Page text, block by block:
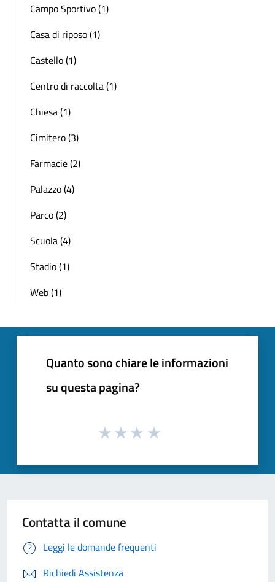
Campo Sportivo (1)
Casa di riposo (1)
Castello (1)
Centro di raccolta (1)
Chiesa (1)
Cimitero (3)
Farmacie (2)
Palazzo (4)
Parco (2)
Scuola (4)
Stadio (1)
Web (1)
Quanto sono chiare le informazioni
su questa pagina?
Contatta il comune
Leggi le domande frequenti
Richiedi Assistenza